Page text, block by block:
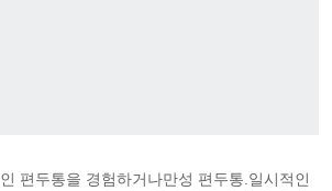
편두통을 경험하거나만성 편두통.일시적인